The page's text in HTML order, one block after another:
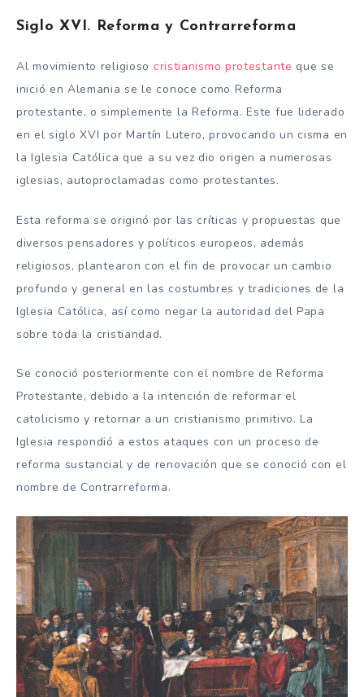
Siglo XVI. Reforma y Contrarreforma
Al movimiento religioso cristianismo protestante que se
inició en Alemania se le conoce como Reforma
protestante, o simplemente la Reforma. Este fue liderado
en el siglo XVI por Martín Lutero, provocando un cisma en
la Iglesia Católica que a su vez dio origen a numerosas
iglesias, autoproclamadas como protestantes.
Esta reforma se originó por las críticas y propuestas que
diversos pensadores y políticos europeos, además
religiosos, plantearon con el fin de provocar un cambio
profundo y general en las costumbres y tradiciones de la
Iglesia Católica, así como negar la autoridad del Papa
sobre toda la cristiandad.
Se conoció posteriormente con el nombre de Reforma
Protestante, debido a la intención de reformar el
catolicismo y retornar a un cristianismo primitivo. La
Iglesia respondió a estos ataques con un proceso de
reforma sustancial y de renovación que se conoció con el
nombre de Contrarreforma.